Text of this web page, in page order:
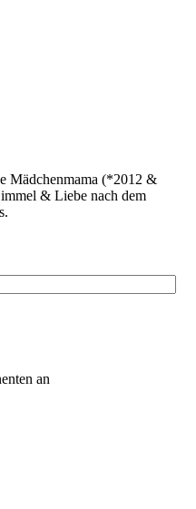
Mädchenmama (*2012 &
& Liebe nach dem
an